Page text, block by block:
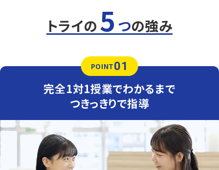
数学（教科書：学校図書 中学校数学）
豊田中は授業で扱った問題や類題が中心となるため、理解
を定着させることが重要です。トライでは学校で解けなか
めるよう指導します。
英語（教科書：光村→開隆堂 中1より）
豊田中は授業で扱った文法や長文が中心となるため、学校
の授業を復習することが重要です。トライでは学校で解け
なかった問題を一つひとつ克服し、自信を持ってテスト本番
に臨めるよう指導します。
人気のコース
・定期テスト・内申点対策コース
学調対策コース
市内 全公立中学校【内申点UP対策】
トライの 5 つの強み
POINT01
完全1対1授業でわかるまで
つきっきりで指導